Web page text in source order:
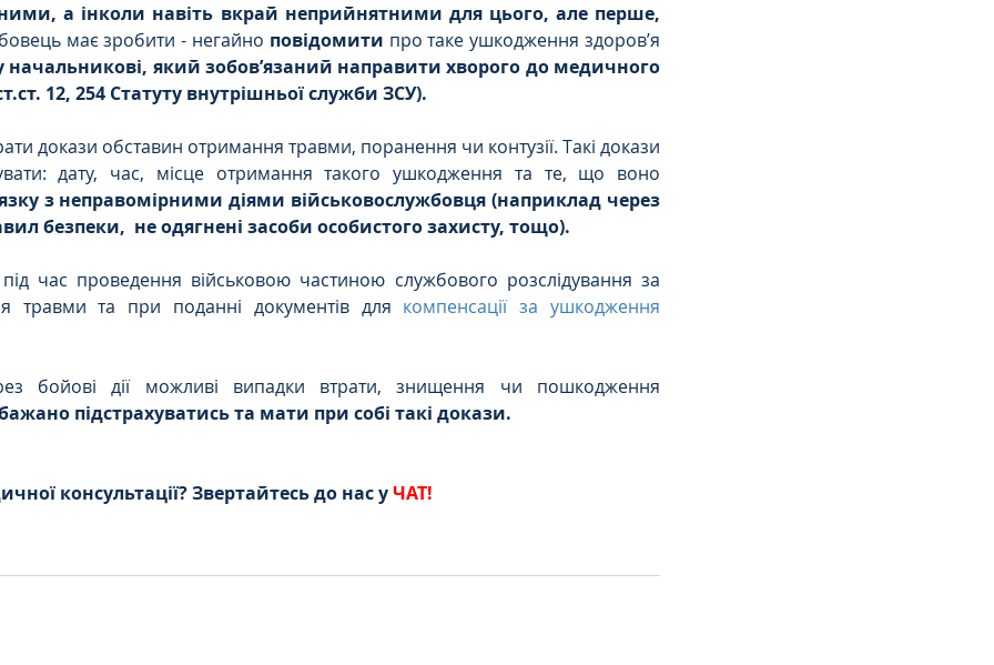
має зробити - негайно повідомити
начальникові, який зобов’язаний направити хворого до медичного
12, 254 Статуту внутрішньої служби ЗСУ).
докази обставин отримання травми, поранення чи контузії. Такі докази
дату, час, місце отримання такого ушкодження та те, що воно
з неправомірними діями військовослужбовця (наприклад через
безпеки,  не одягнені засоби особистого захисту, тощо).
час проведення військовою частиною службового розслідування за
травми та при поданні документів для компенсації за ушкодження
бойові дії можливі випадки втрати, знищення чи пошкодження
підстрахуватись та мати при собі такі докази.
консультації? Звертайтесь до нас у ЧАТ!